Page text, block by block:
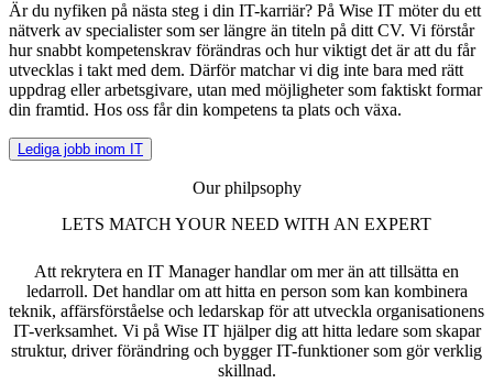
Är du nyfiken på nästa steg i din IT-karriär? På Wise IT möter du ett
nätverk av specialister som ser längre än titeln på ditt CV. Vi förstår
hur snabbt kompetenskrav förändras och hur viktigt det är att du får
utvecklas i takt med dem. Därför matchar vi dig inte bara med rätt
uppdrag eller arbetsgivare, utan med möjligheter som faktiskt formar
din framtid. Hos oss får din kompetens ta plats och växa.
Lediga jobb inom IT
Our philpsophy
LETS MATCH YOUR NEED WITH AN EXPERT
Att rekrytera en IT Manager handlar om mer än att tillsätta en
ledarroll. Det handlar om att hitta en person som kan kombinera
teknik, affärsförståelse och ledarskap för att utveckla organisationens
IT-verksamhet. Vi på Wise IT hjälper dig att hitta ledare som skapar
struktur, driver förändring och bygger IT-funktioner som gör verklig
skillnad.